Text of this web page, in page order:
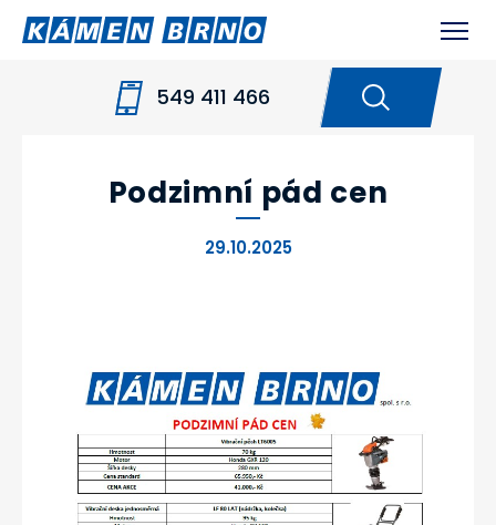
549 411 466
NOVINKY PODZIMNÍ PÁD CEN
Podzimní pád cen
29.10.2025